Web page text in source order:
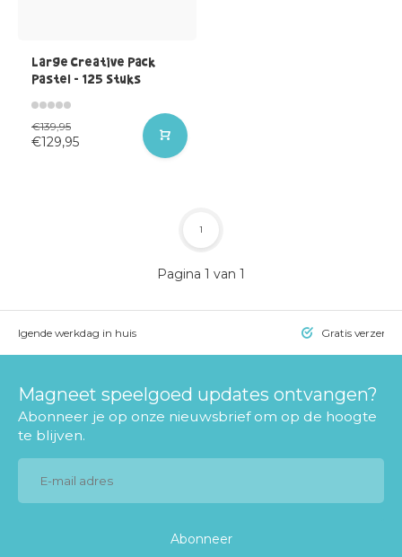
Large Creative Pack
Pastel - 125 Stuks
€139,95
€129,95
Pagina 1 van 1
1
volgende werkdag in huis Gratis
Magneet speelgoed updates ontvangen?
Abonneer je op onze nieuwsbrief om op de hoogte
te blijven.
Abonneer